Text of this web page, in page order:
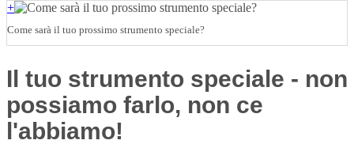
+
Come sarà il tuo prossimo strumento speciale?
Il tuo strumento speciale - non
possiamo farlo, non ce
l'abbiamo!